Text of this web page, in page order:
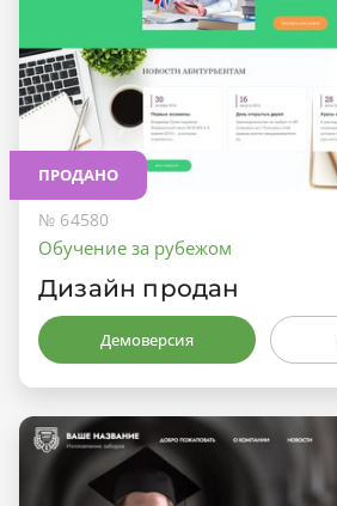
ПРОДАНО
№ 64580
Обучение за рубежом
Дизайн продан
Демоверсия